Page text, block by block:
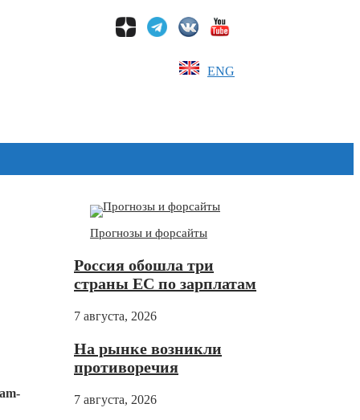
ENG
-
Прогнозы и форсайты
Россия обошла три
страны ЕС по зарплатам
7 августа, 2026
На рынке возникли
противоречия
7 августа, 2026